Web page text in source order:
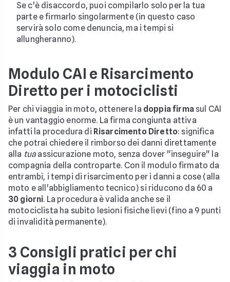
Se c'è disaccordo, puoi compilarlo solo per la tua
parte e firmarlo singolarmente (in questo caso
servirà solo come denuncia, ma i tempi si
allungheranno).
Modulo CAI e Risarcimento
Diretto per i motociclisti
Per chi viaggia in moto, ottenere la doppia firmasul CAI
è un vantaggio enorme. La firma congiunta attiva
infatti la procedura di Risarcimento Diretto: significa
che potrai chiedere il rimborso dei danni direttamente
alla tua assicurazione moto, senza dover "inseguire" la
compagnia della controparte. Con il modulo firmato da
entrambi, i tempi di risarcimento per i danni a cose (alla
moto e all'abbigliamento tecnico) si riducono da 60 a
30 giorni. La procedura è valida anche se il
motociclista ha subito lesioni fisiche lievi (fino a 9 punti
di invalidità permanente).
3 Consigli pratici per chi
viaggia in moto